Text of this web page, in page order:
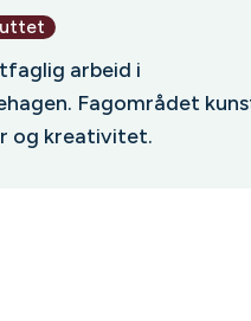
arbeid i
Fagområdet
og kreativitet.